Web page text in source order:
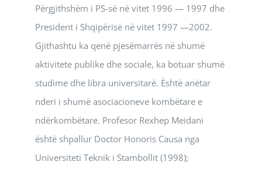
Përgjithshëm i PS-së në vitet 1996 — 1997 dhe
President i Shqipërisë në vitet 1997 —2002.
Gjithashtu ka qenë pjesëmarrës në shumë
aktivitete publike dhe sociale, ka botuar shumë
studime dhe libra universitarë. Është anëtar
nderi i shumë asociacioneve kombëtare e
ndërkombëtare. Profesor Rexhep Meidani
është shpallur Doctor Honoris Causa nga
Universiteti Teknik i Stambollit (1998);